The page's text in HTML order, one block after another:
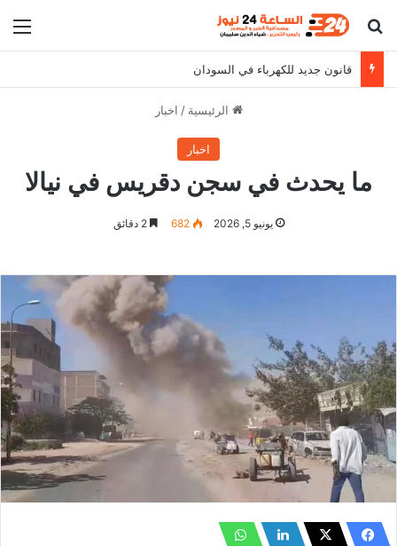
بحث عن
قانون جديد للكهرباء في السودان
الرئيسية / اخبار
اخبار
ما يحدث في سجن دقريس في نيالا
يونيو 5, 2026 682 2 دقائق